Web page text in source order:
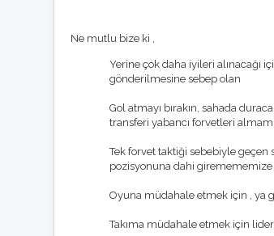
Ne mutlu bize ki ,
Yerine çok daha iyileri alınacağı
gönderilmesine sebep olan
Gol atmayı bırakın, sahada
transferi yabancı forvetleri
Tek forvet taktiği sebebiyle geçen
pozisyonuna dahi giremememize
Oyuna müdahale etmek için , ya
Takıma müdahale etmek için